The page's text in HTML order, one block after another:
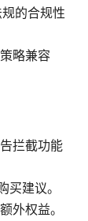
的合规性
略兼容
拦截功能
建议。
外权益。